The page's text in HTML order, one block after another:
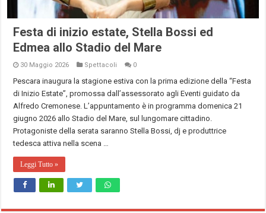
Festa di inizio estate, Stella Bossi ed
Edmea allo Stadio del Mare
30 Maggio 2026 Spettacoli 0
Pescara inaugura la stagione estiva con la prima edizione della “Festa
di Inizio Estate”, promossa dall’assessorato agli Eventi guidato da
Alfredo Cremonese. L’appuntamento è in programma domenica 21
giugno 2026 allo Stadio del Mare, sul lungomare cittadino.
Protagoniste della serata saranno Stella Bossi, dj e produttrice
tedesca attiva nella scena …
Leggi Tutto »